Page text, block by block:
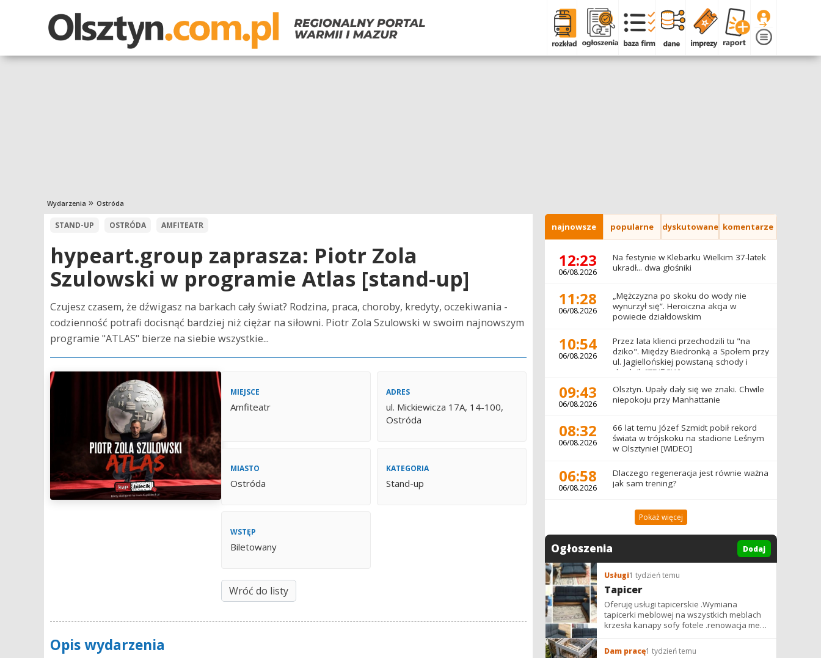
Wydarzenia Ostróda
STAND-UP OSTRÓDA AMFITEATR
hypeart.group zaprasza: Piotr Zola
Szulowski w programie Atlas [stand-up]
Czujesz czasem, że dźwigasz na barkach cały świat? Rodzina, praca, choroby, kredyty, oczekiwania -
codzienność potrafi docisnąć bardziej niż ciężar na siłowni. Piotr Zola Szulowski w swoim najnowszym
programie "ATLAS" bierze na siebie wszystkie...
MIEJSCE
Amfiteatr
ADRES
ul. Mickiewicza 17A, 14-100,
Ostróda
MIASTO
Ostróda
KATEGORIA
Stand-up
WSTĘP
Biletowany
Wróć do listy
Opis wydarzenia
najnowsze popularne dyskutowane komentarze
12:23
06/08.2026
Na festynie w Klebarku Wielkim 37-latek
ukradł... dwa głośniki
11:28
06/08.2026
„Mężczyzna po skoku do wody nie
wynurzył się”. Heroiczna akcja w
powiecie działdowskim
10:54
06/08.2026
Przez lata klienci przechodzili tu "na
dziko". Między Biedronką a Społem przy
ul. Jagiellońskiej powstaną schody i
chodnik [ZDJĘCIA]
09:43
06/08.2026
Olsztyn. Upały dały się we znaki. Chwile
niepokoju przy Manhattanie
08:32
06/08.2026
66 lat temu Józef Szmidt pobił rekord
świata w trójskoku na stadione Leśnym
w Olsztynie! [WIDEO]
06:58
06/08.2026
Dlaczego regeneracja jest równie ważna
jak sam trening?
Pokaż więcej
Ogłoszenia Dodaj
Usługi1 tydzień temu
Tapicer
Oferuję usługi tapicerskie .Wymiana
tapicerki meblowej na wszystkich meblach
krzesła kanapy sofy fotele .renowacja mebli
vintage,PRL. glamur
Dam pracę1 tydzień temu